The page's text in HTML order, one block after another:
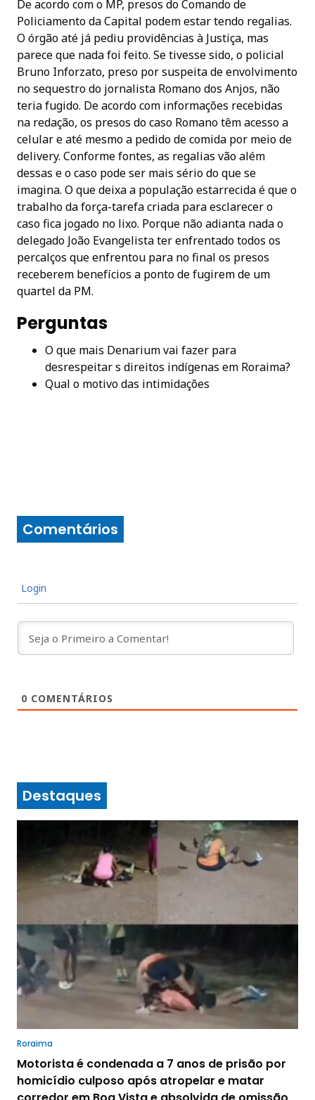
De acordo com o MP, presos do Comando de
Policiamento da Capital podem estar tendo regalias.
O órgão até já pediu providências à Justiça, mas
parece que nada foi feito. Se tivesse sido, o policial
Bruno Inforzato, preso por suspeita de envolvimento
no sequestro do jornalista Romano dos Anjos, não
teria fugido. De acordo com informações recebidas
na redação, os presos do caso Romano têm acesso a
celular e até mesmo a pedido de comida por meio de
delivery. Conforme fontes, as regalias vão além
dessas e o caso pode ser mais sério do que se
imagina. O que deixa a população estarrecida é que o
trabalho da força-tarefa criada para esclarecer o
caso fica jogado no lixo. Porque não adianta nada o
delegado João Evangelista ter enfrentado todos os
percalços que enfrentou para no final os presos
receberem benefícios a ponto de fugirem de um
quartel da PM.
Perguntas
O que mais Denarium vai fazer para
desrespeitar s direitos indígenas em Roraima?
Qual o motivo das intimidações
Comentários
Login
0 COMENTÁRIOS
Destaques
Roraima
Motorista é condenada a 7 anos de prisão por
homicídio culposo após atropelar e matar